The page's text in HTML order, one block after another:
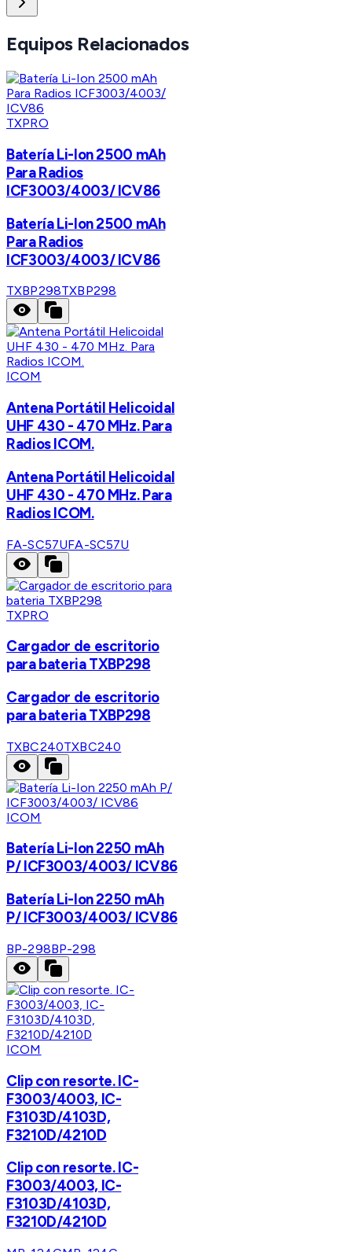
Equipos Relacionados
TXPRO
Batería Li-Ion 2500 mAh
Para Radios
ICF3003/4003/ ICV86
Batería Li-Ion 2500 mAh
Para Radios
ICF3003/4003/ ICV86
TXBP298TXBP298
ICOM
Antena Portátil Helicoidal
UHF 430 - 470 MHz. Para
Radios ICOM.
Antena Portátil Helicoidal
UHF 430 - 470 MHz. Para
Radios ICOM.
FA-SC57UFA-SC57U
TXPRO
Cargador de escritorio
para bateria TXBP298
Cargador de escritorio
para bateria TXBP298
TXBC240TXBC240
ICOM
Batería Li-Ion 2250 mAh
P/ ICF3003/4003/ ICV86
Batería Li-Ion 2250 mAh
P/ ICF3003/4003/ ICV86
BP-298BP-298
ICOM
Clip con resorte. IC-
F3003/4003, IC-
F3103D/4103D,
F3210D/4210D
Clip con resorte. IC-
F3003/4003, IC-
F3103D/4103D,
F3210D/4210D